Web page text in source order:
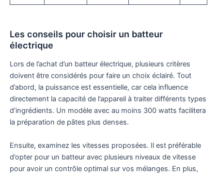
Les conseils pour choisir un batteur
électrique
Lors de l’achat d’un batteur électrique, plusieurs critères
doivent être considérés pour faire un choix éclairé. Tout
d’abord, la puissance est essentielle, car cela influence
directement la capacité de l’appareil à traiter différents types
d’ingrédients. Un modèle avec au moins 300 watts facilitera
la préparation de pâtes plus denses.
Ensuite, examinez les vitesses proposées. Il est préférable
d’opter pour un batteur avec plusieurs niveaux de vitesse
pour avoir un contrôle optimal sur vos mélanges. En plus,